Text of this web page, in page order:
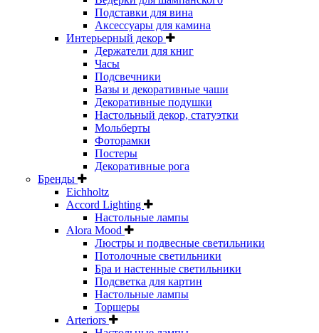
Подставки для вина
Аксессуары для камина
Интерьерный декор
Держатели для книг
Часы
Подсвечники
Вазы и декоративные чаши
Декоративные подушки
Настольный декор, статуэтки
Мольберты
Фоторамки
Постеры
Декоративные рога
Бренды
Eichholtz
Accord Lighting
Настольные лампы
Alora Mood
Люстры и подвесные светильники
Потолочные светильники
Бра и настенные светильники
Подсветка для картин
Настольные лампы
Торшеры
Arteriors